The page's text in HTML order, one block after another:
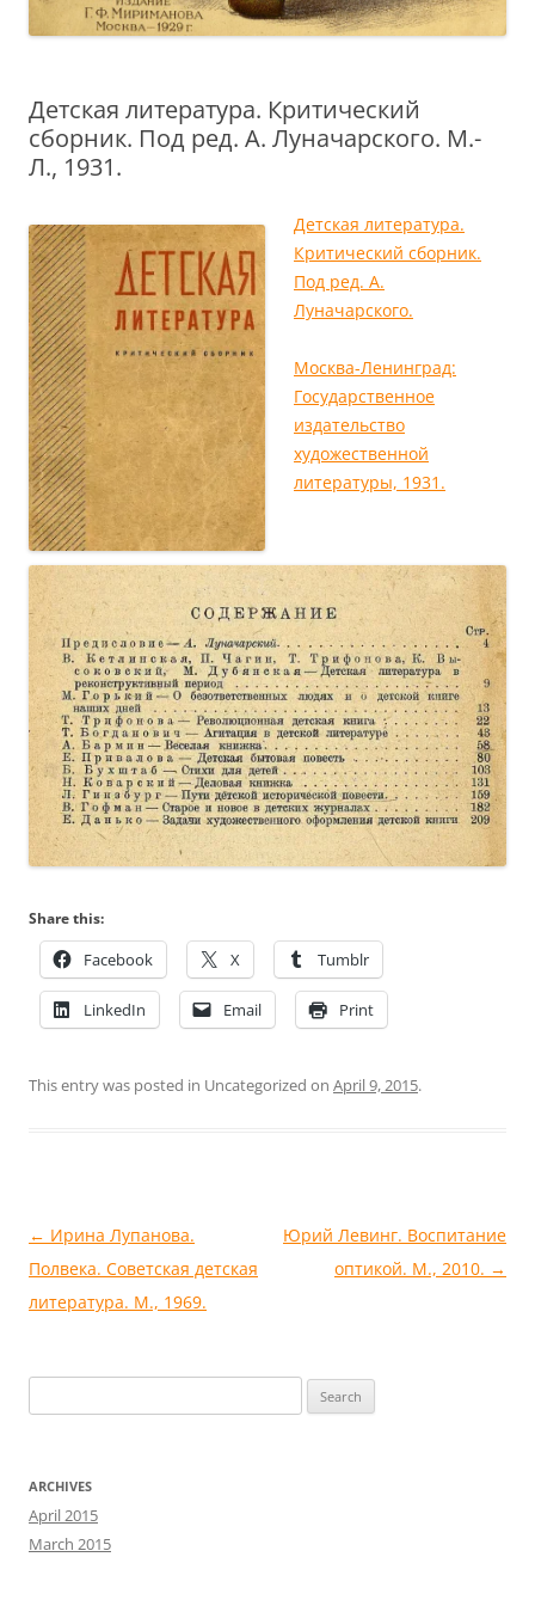
Детская литература. Критический
сборник. Под ред. А. Луначарского. М.-
Л., 1931.
Детская литература.
Критический сборник.
Под ред. А.
Луначарского.
Москва-Ленинград:
Государственное
издательство
художественной
литературы, 1931.
Share this:
Facebook X Tumblr
LinkedIn Email Print
This entry was posted in Uncategorized on April 9, 2015.
Post
navigation
← Ирина Лупанова.
Полвека. Советская детская
литература. М., 1969.
Юрий Левинг. Воспитание
оптикой. М., 2010. →
for:
ARCHIVES
April 2015
March 2015